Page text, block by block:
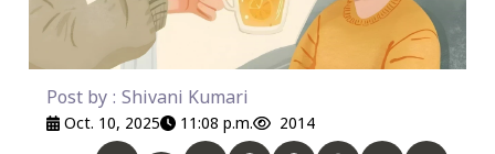
Post by : Shivani Kumari
Oct. 10, 2025 11:08 p.m. 2014